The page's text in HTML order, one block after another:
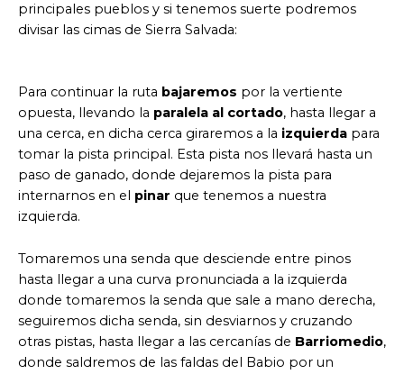
principales pueblos y si tenemos suerte podremos
divisar las cimas de Sierra Salvada:
Para continuar la ruta bajaremos por la vertiente
opuesta, llevando la paralela al cortado, hasta llegar a
una cerca, en dicha cerca giraremos a la izquierda para
tomar la pista principal. Esta pista nos llevará hasta un
paso de ganado, donde dejaremos la pista para
internarnos en el pinar que tenemos a nuestra
izquierda.
Tomaremos una senda que desciende entre pinos
hasta llegar a una curva pronunciada a la izquierda
donde tomaremos la senda que sale a mano derecha,
seguiremos dicha senda, sin desviarnos y cruzando
otras pistas, hasta llegar a las cercanías de Barriomedio,
donde saldremos de las faldas del Babio por un